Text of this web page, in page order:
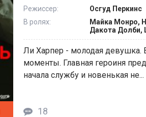
Режиссер:
Осгуд Перкинс
В ролях:
Майка Монро,
Дакота Долби,
Ли Харпер - молодая девушка.
моменты. Главная героиня
начала службу и новенькая не...
18